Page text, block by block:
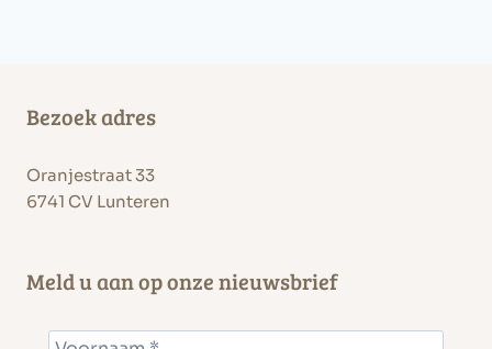
Bezoek adres
Oranjestraat 33
6741 CV Lunteren
Meld u aan op onze nieuwsbrief